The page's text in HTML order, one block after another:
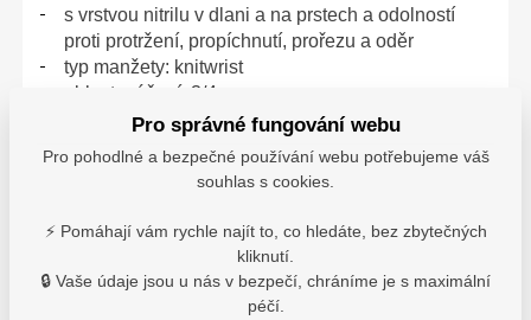
s vrstvou nitrilu v dlani a na prstech a odolností
proti protržení, propíchnutí, prořezu a oděr
typ manžety: knitwrist
oblast máčení: 3/4
bez silikonu
materiál rukavice: bavlna, pletený
normy: EN 420, EN 388 (2111A)
Pro správné fungování webu
Pro pohodlné a bezpečné používání webu potřebujeme váš
souhlas s cookies.
⚡ Pomáhají vám rychle najít to, co hledáte, bez zbytečných
kliknutí.
🔒 Vaše údaje jsou u nás v bezpečí, chráníme je s maximální
péčí.